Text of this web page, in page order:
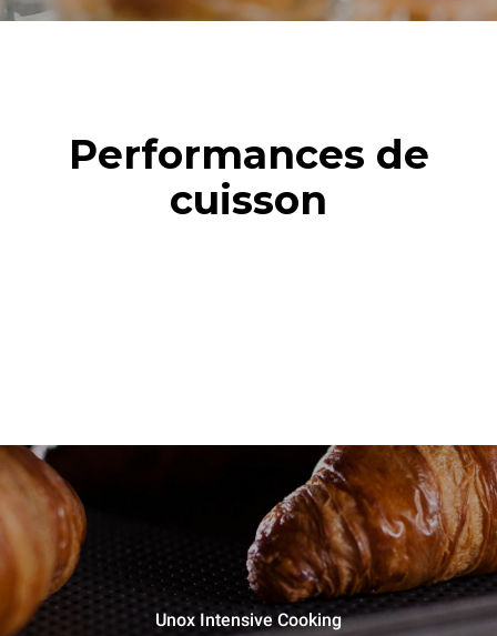
Performances de
cuisson
Unox Intensive Cooking